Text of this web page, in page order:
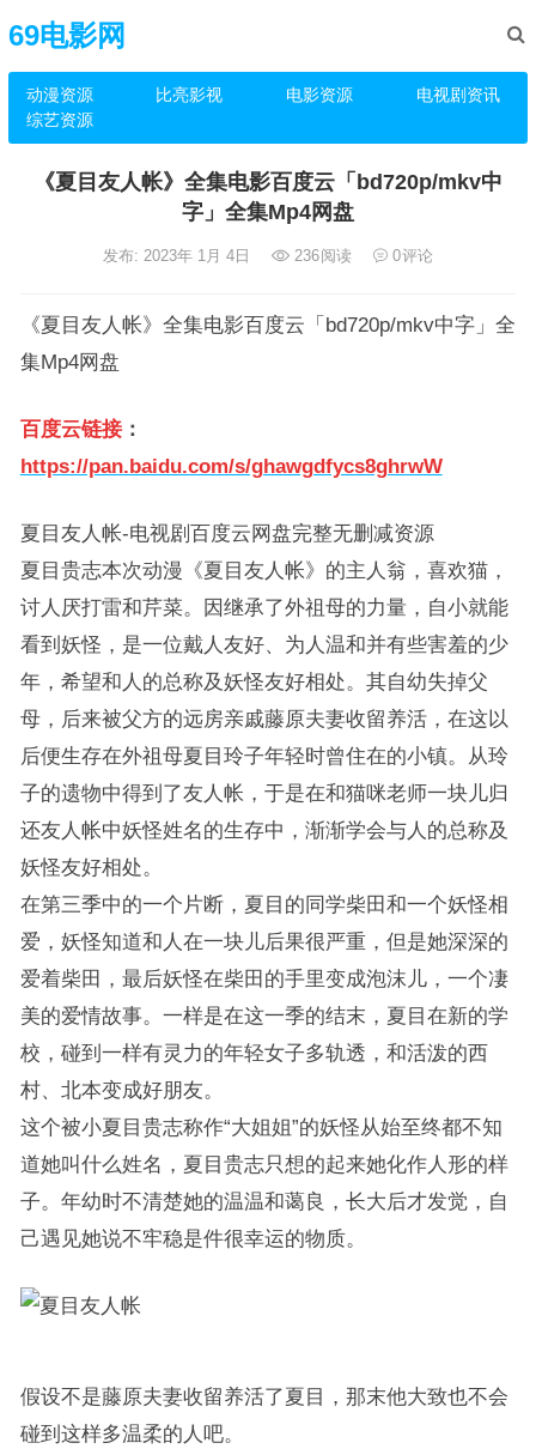
69电影网
动漫资源 比亮影视 电影资源
电视剧资讯
综艺资源
《夏目友人帐》全集电影百度云「bd720p/mkv中
字」全集Mp4网盘
发布: 2023年 1月 4日 236阅读 0评论
《夏目友人帐》全集电影百度云「bd720p/mkv中字」全
集Mp4网盘
百度云链接：
https://pan.baidu.com/s/ghawgdfycs8ghrwW
夏目友人帐-电视剧百度云网盘完整无删减资源
夏目贵志本次动漫《夏目友人帐》的主人翁，喜欢猫，
讨人厌打雷和芹菜。因继承了外祖母的力量，自小就能
看到妖怪，是一位戴人友好、为人温和并有些害羞的少
年，希望和人的总称及妖怪友好相处。其自幼失掉父
母，后来被父方的远房亲戚藤原夫妻收留养活，在这以
后便生存在外祖母夏目玲子年轻时曾住在的小镇。从玲
子的遗物中得到了友人帐，于是在和猫咪老师一块儿归
还友人帐中妖怪姓名的生存中，渐渐学会与人的总称及
妖怪友好相处。
在第三季中的一个片断，夏目的同学柴田和一个妖怪相
爱，妖怪知道和人在一块儿后果很严重，但是她深深的
爱着柴田，最后妖怪在柴田的手里变成泡沫儿，一个凄
美的爱情故事。一样是在这一季的结末，夏目在新的学
校，碰到一样有灵力的年轻女子多轨透，和活泼的西
村、北本变成好朋友。
这个被小夏目贵志称作“大姐姐”的妖怪从始至终都不知
道她叫什么姓名，夏目贵志只想的起来她化作人形的样
子。年幼时不清楚她的温温和蔼良，长大后才发觉，自
己遇见她说不牢稳是件很幸运的物质。
假设不是藤原夫妻收留养活了夏目，那末他大致也不会
碰到这样多温柔的人吧。